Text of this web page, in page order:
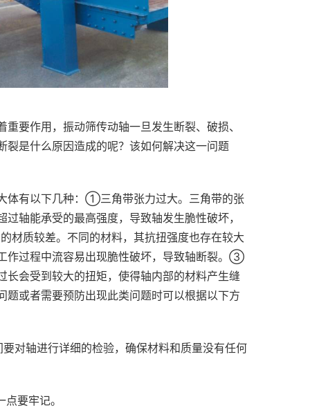
要作用，振动筛传动轴一旦发生断裂、破损、
是什么原因造成的呢？该如何解决这一问题
体有以下几种：①三角带张力过大。三角带的张
轴能承受的最高强度，导致轴发生脆性破坏，
质较差。不同的材料，其抗扭强度也存在较大
作过程中流容易出现脆性破坏，导致轴断裂。③
会受到较大的扭矩，使得轴内部的材料产生缝
或者需要预防出现此类问题时可以根据以下方
对轴进行详细的检验，确保材料和质量没有任何
要牢记。